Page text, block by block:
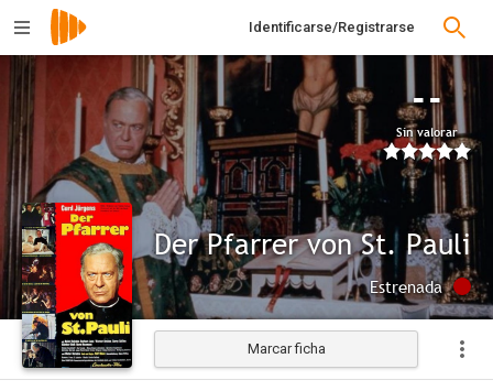
Identificarse/Registrarse
--
Sin valorar
Der Pfarrer von St. Pauli
Estrenada
Marcar ficha